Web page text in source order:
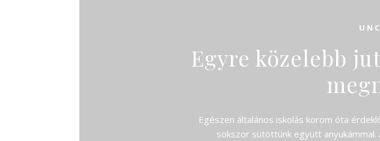
Egyre közelebb
Egészen általános iskolás korom óta
sokszor sütöttünk együtt